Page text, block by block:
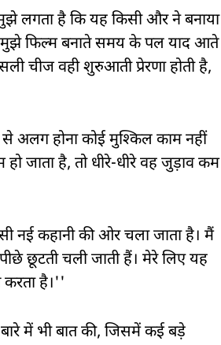
लगता है कि यह किसी और ने बनाया
मुझे फिल्म बनाते समय के पल याद आते
चीज वही शुरुआती प्रेरणा होती है,
अलग होना कोई मुश्किल काम नहीं
जाता है, तो धीरे-धीरे वह जुड़ाव कम
नई कहानी की ओर चला जाता है। मैं
छूटती चली जाती हैं। मेरे लिए यह
करता है।''
में भी बात की, जिसमें कई बड़े